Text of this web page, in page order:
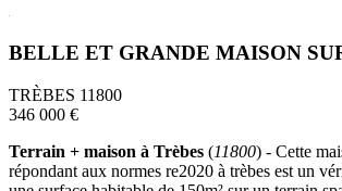
BELLE ET GRANDE MAISON
TRÈBES 11800
346 000 €
Terrain + maison à Trèbes (11800) - Cette
répondant aux normes re2020 à trèbes est un